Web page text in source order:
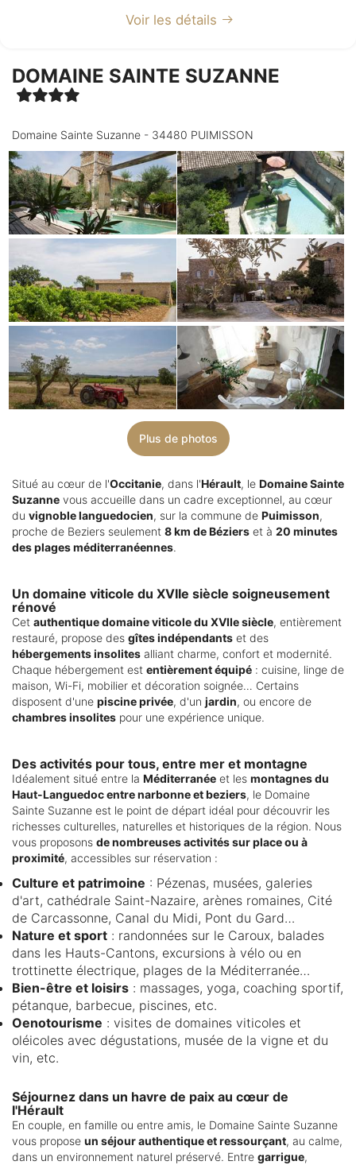
Voir les détails
DOMAINE SAINTE SUZANNE
Domaine Sainte Suzanne - 34480 PUIMISSON
Plus de photos
Situé au cœur de l'Occitanie, dans l'Hérault, le Domaine Sainte
Suzanne vous accueille dans un cadre exceptionnel, au cœur
du vignoble languedocien, sur la commune de Puimisson,
proche de Beziers seulement 8 km de Béziers et à 20 minutes
des plages méditerranéennes.
Un domaine viticole du XVIIe siècle soigneusement
rénové
Cet authentique domaine viticole du XVIIe siècle, entièrement
restauré, propose des gîtes indépendants et des
hébergements insolites alliant charme, confort et modernité.
Chaque hébergement est entièrement équipé : cuisine, linge de
maison, Wi-Fi, mobilier et décoration soignée… Certains
disposent d'une piscine privée, d'un jardin, ou encore de
chambres insolites pour une expérience unique.
Des activités pour tous, entre mer et montagne
Idéalement situé entre la Méditerranée et les montagnes du
Haut-Languedoc entre narbonne et beziers, le Domaine
Sainte Suzanne est le point de départ idéal pour découvrir les
richesses culturelles, naturelles et historiques de la région. Nous
vous proposons de nombreuses activités sur place ou à
proximité, accessibles sur réservation :
Culture et patrimoine : Pézenas, musées, galeries
d'art, cathédrale Saint-Nazaire, arènes romaines, Cité
de Carcassonne, Canal du Midi, Pont du Gard…
Nature et sport : randonnées sur le Caroux, balades
dans les Hauts-Cantons, excursions à vélo ou en
trottinette électrique, plages de la Méditerranée…
Bien-être et loisirs : massages, yoga, coaching sportif,
pétanque, barbecue, piscines, etc.
Oenotourisme : visites de domaines viticoles et
oléicoles avec dégustations, musée de la vigne et du
vin, etc.
Séjournez dans un havre de paix au cœur de
l'Hérault
En couple, en famille ou entre amis, le Domaine Sainte Suzanne
vous propose un séjour authentique et ressourçant, au calme,
dans un environnement naturel préservé. Entre garrigue,